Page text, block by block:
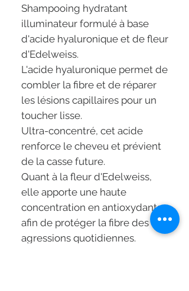
Shampooing hydratant
illuminateur formulé à base
d'acide hyaluronique et de fleur
d'Edelweiss.
L'acide hyaluronique permet de
combler la fibre et de réparer
les lésions capillaires pour un
toucher lisse.
Ultra-concentré, cet acide
renforce le cheveu et prévient
de la casse future.
Quant à la fleur d'Edelweiss,
elle apporte une haute
concentration en antioxydants
afin de protéger la fibre des
agressions quotidiennes.